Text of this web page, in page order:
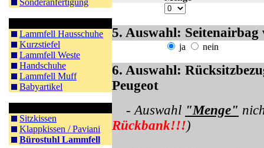
Sonderanfertigung
Lammfell Hausschuhe
Kurzstiefel
Lammfell Weste
Handschuhe
Lammfell Muff
Babyartikel
Sitzkissen
Klappkissen / Paviani
Bürostuhl Lammfell
5. Auswahl: Seitenairbag
ja nein
6. Auswahl:
Peugeot
- Auswahl "Menge"
Rückbank!!!)